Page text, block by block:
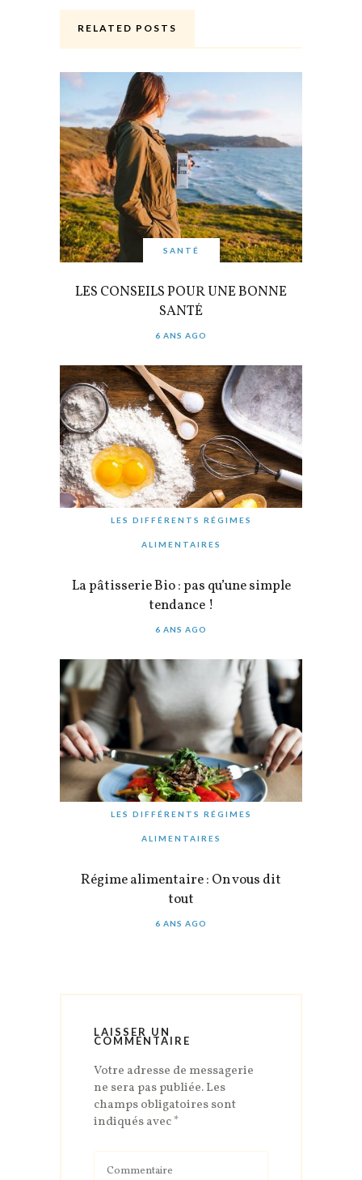
RELATED POSTS
SANTÉ
LES CONSEILS POUR UNE BONNE
SANTÉ
6 ANS AGO
LES DIFFÉRENTS RÉGIMES
ALIMENTAIRES
La pâtisserie Bio : pas qu’une simple
tendance !
6 ANS AGO
LES DIFFÉRENTS RÉGIMES
ALIMENTAIRES
Régime alimentaire : On vous dit
tout
6 ANS AGO
LAISSER UN
COMMENTAIRE
Votre adresse de messagerie
ne sera pas publiée.Les
champs obligatoires sont
indiqués avec*